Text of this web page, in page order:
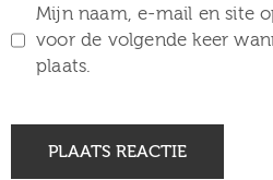
Mijn naam, e-mail en site
voor de volgende keer
plaats.